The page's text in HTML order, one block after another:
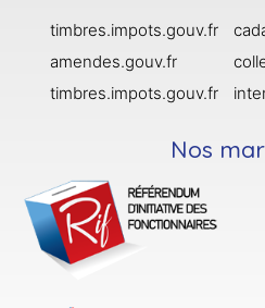
timbres.impots.gouv.fr
amendes.gouv.fr
timbres.impots.gouv.fr
Nos